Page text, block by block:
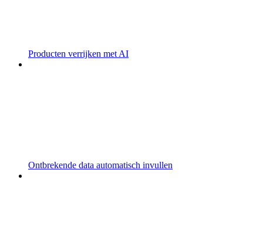
Producten verrijken met AI
Ontbrekende data automatisch invullen